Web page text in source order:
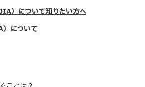
）について知りたい方へ
）について